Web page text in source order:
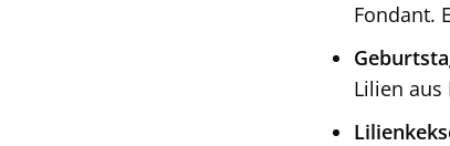
Fondant.
Lilien aus